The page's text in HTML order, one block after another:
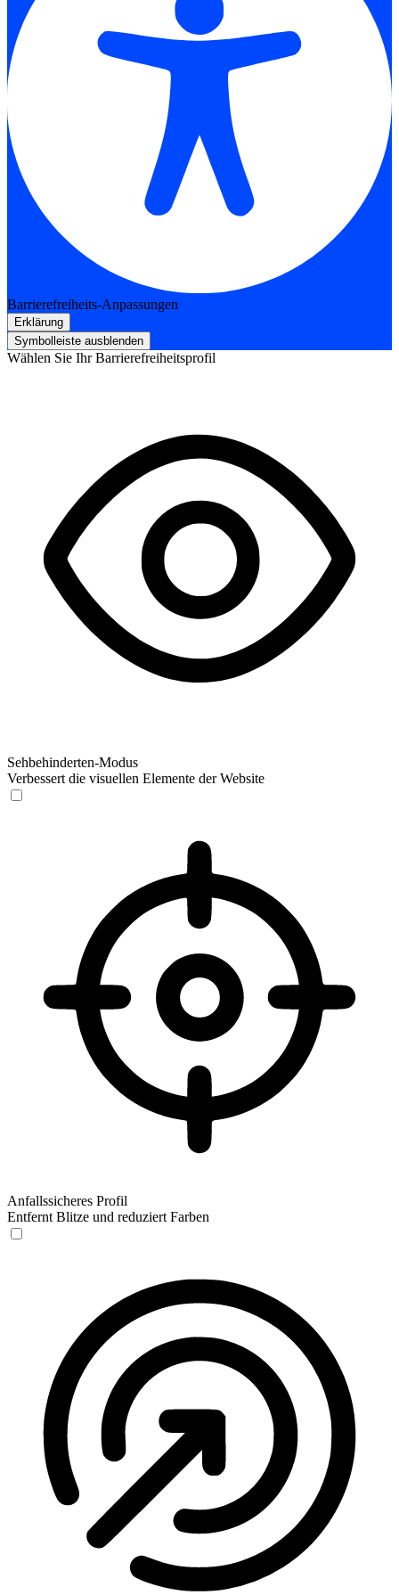
Barrierefreiheits-Anpassungen
Erklärung
Symbolleiste ausblenden
Wählen Sie Ihr Barrierefreiheitsprofil
Sehbehinderten-Modus
Verbessert die visuellen Elemente der Website
Anfallssicheres Profil
Entfernt Blitze und reduziert Farben